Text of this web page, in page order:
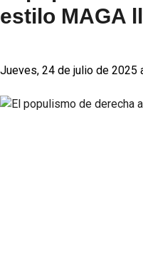
estilo MAGA
Jueves, 24 de julio de 2025